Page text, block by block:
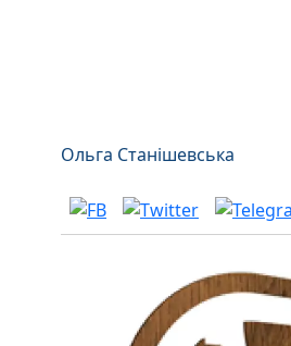
Ольга Станішевська